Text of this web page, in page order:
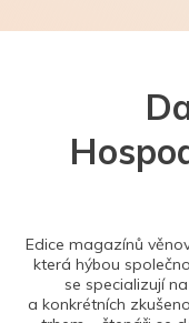
Edice magazínů
která hýbou
se specializují
a konkrétních